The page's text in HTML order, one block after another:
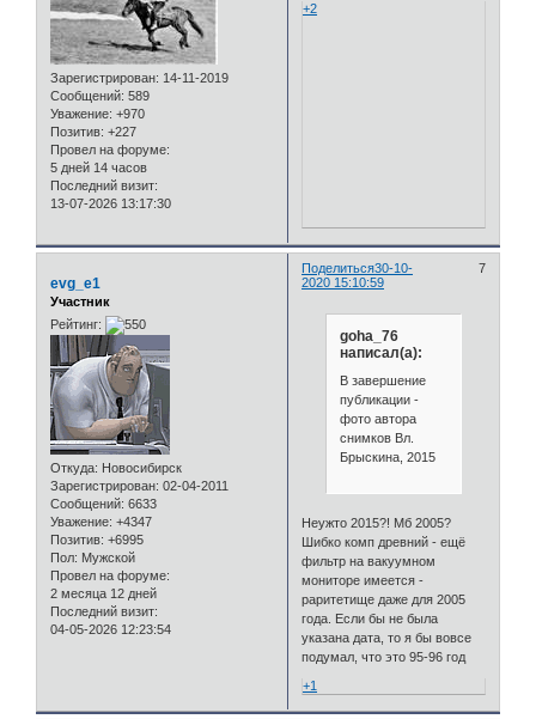
Зарегистрирован: 14-11-2019
Сообщений: 589
Уважение: +970
Позитив: +227
Провел на форуме:
5 дней 14 часов
Последний визит:
13-07-2026 13:17:30
+2
Поделиться 7
30-10-
2020 15:10:59
evg_e1
Участник
Рейтинг:
Откуда: Новосибирск
Зарегистрирован: 02-04-2011
Сообщений: 6633
Уважение: +4347
Позитив: +6995
Пол: Мужской
Провел на форуме:
2 месяца 12 дней
Последний визит:
04-05-2026 12:23:54
goha_76
написал(а):
В завершение
публикации -
фото автора
снимков Вл.
Брыскина, 2015
Неужто 2015?! Мб 2005?
Шибко комп древний - ещё
фильтр на вакуумном
мониторе имеется -
раритетище даже для 2005
года. Если бы не была
указана дата, то я бы вовсе
подумал, что это 95-96 год
+1